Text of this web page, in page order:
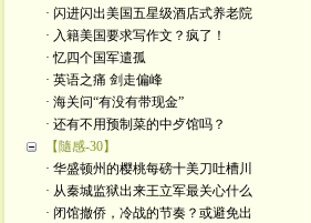
· 闪进闪出美国五星级酒店式养老院
· 入籍美国要求写作文？疯了！
· 忆四个国军遣孤
· 英语之痛 剑走偏峰
· 海关问“有没有带现金”
· 还有不用预制菜的中歺馆吗？
【隨感-30】
· 华盛顿州的樱桃每磅十美刀吐槽川
· 从秦城监狱出来王立军最关心什么
· 闭馆撤侨，冷战的节奏？或避免出